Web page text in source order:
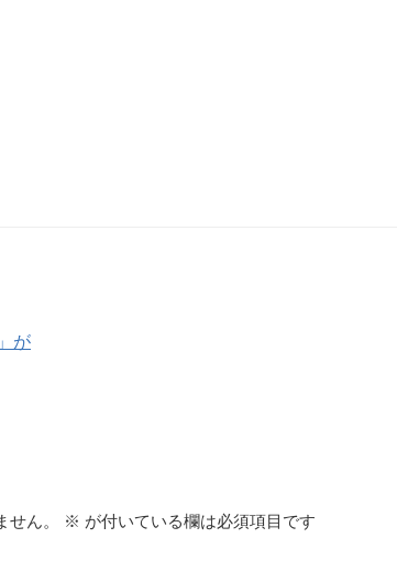
が
ん。 ※ が付いている欄は必須項目です